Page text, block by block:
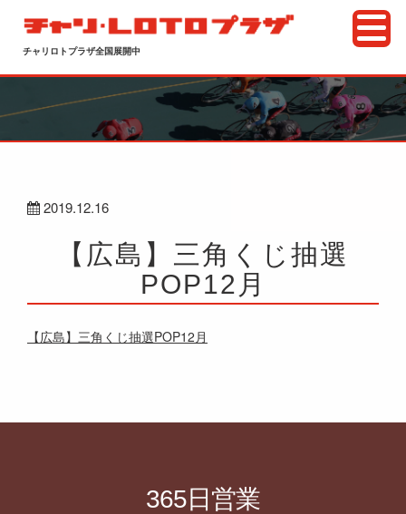
チャリロトプラザ全国展開中
2019.12.16
【広島】三角くじ抽選
POP12月
【広島】三角くじ抽選POP12月
365日営業